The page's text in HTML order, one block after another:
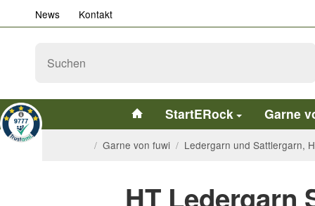
News Kontakt
StartERock Garne
/ Garne von fuwi / Ledergarn und Sattlergarn,
HT Ledergarn